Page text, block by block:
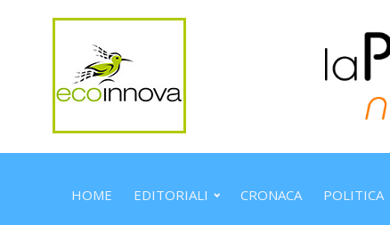
HOME EDITORIALI CRONACA POLITICA